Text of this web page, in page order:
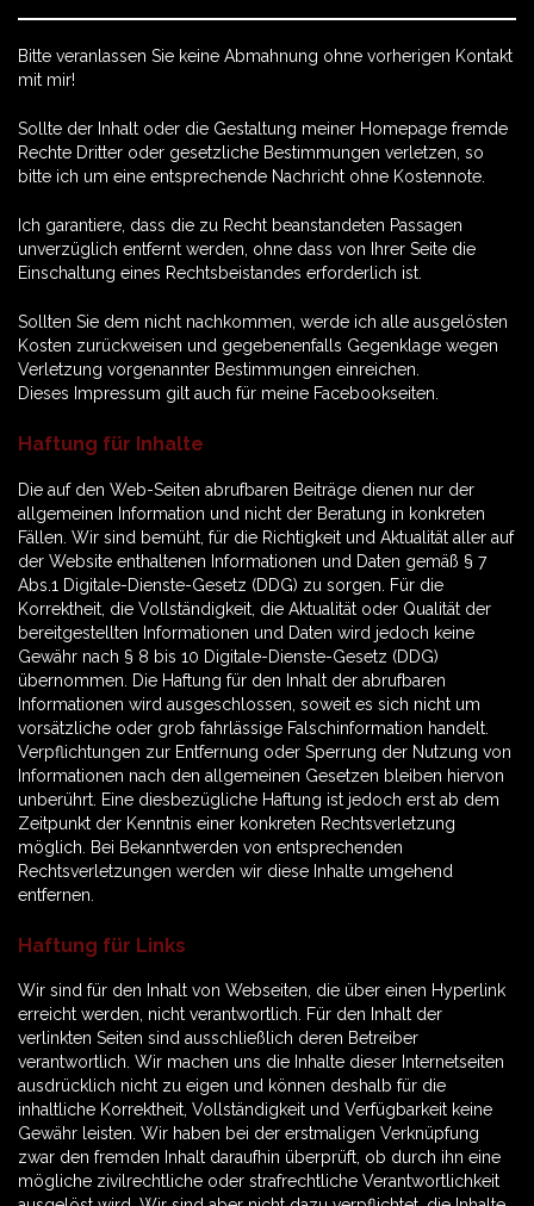
Bitte veranlassen Sie keine Abmahnung ohne vorherigen Kontakt
mit mir!
Sollte der Inhalt oder die Gestaltung meiner Homepage fremde
Rechte Dritter oder gesetzliche Bestimmungen verletzen, so
bitte ich um eine entsprechende Nachricht ohne Kostennote.
Ich garantiere, dass die zu Recht beanstandeten Passagen
unverzüglich entfernt werden, ohne dass von Ihrer Seite die
Einschaltung eines Rechtsbeistandes erforderlich ist.
Sollten Sie dem nicht nachkommen, werde ich alle ausgelösten
Kosten zurückweisen und gegebenenfalls Gegenklage wegen
Verletzung vorgenannter Bestimmungen einreichen.
Dieses Impressum gilt auch für meine Facebookseiten.
Haftung für Inhalte
Die auf den Web-Seiten abrufbaren Beiträge dienen nur der
allgemeinen Information und nicht der Beratung in konkreten
Fällen. Wir sind bemüht, für die Richtigkeit und Aktualität aller auf
der Website enthaltenen Informationen und Daten gemäß § 7
Abs.1 Digitale-Dienste-Gesetz (DDG) zu sorgen. Für die
Korrektheit, die Vollständigkeit, die Aktualität oder Qualität der
bereitgestellten Informationen und Daten wird jedoch keine
Gewähr nach § 8 bis 10 Digitale-Dienste-Gesetz (DDG)
übernommen. Die Haftung für den Inhalt der abrufbaren
Informationen wird ausgeschlossen, soweit es sich nicht um
vorsätzliche oder grob fahrlässige Falschinformation handelt.
Verpflichtungen zur Entfernung oder Sperrung der Nutzung von
Informationen nach den allgemeinen Gesetzen bleiben hiervon
unberührt. Eine diesbezügliche Haftung ist jedoch erst ab dem
Zeitpunkt der Kenntnis einer konkreten Rechtsverletzung
möglich. Bei Bekanntwerden von entsprechenden
Rechtsverletzungen werden wir diese Inhalte umgehend
entfernen.
Haftung für Links
Wir sind für den Inhalt von Webseiten, die über einen Hyperlink
erreicht werden, nicht verantwortlich. Für den Inhalt der
verlinkten Seiten sind ausschließlich deren Betreiber
verantwortlich. Wir machen uns die Inhalte dieser Internetseiten
ausdrücklich nicht zu eigen und können deshalb für die
inhaltliche Korrektheit, Vollständigkeit und Verfügbarkeit keine
Gewähr leisten. Wir haben bei der erstmaligen Verknüpfung
zwar den fremden Inhalt daraufhin überprüft, ob durch ihn eine
mögliche zivilrechtliche oder strafrechtliche Verantwortlichkeit